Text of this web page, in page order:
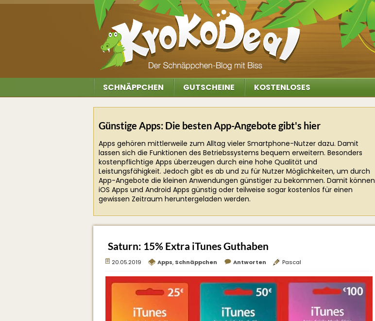
SCHNÄPPCHEN GUTSCHEINE KOSTENLOSES
Günstige Apps: Die besten App-Angebote gibt's hier
Apps gehören mittlerweile zum Alltag vieler Smartphone-Nutzer dazu. Damit
lassen sich die Funktionen des Betriebssystems bequem erweitern. Besonders
kostenpflichtige Apps überzeugen durch eine hohe Qualität und
Leistungsfähigkeit. Jedoch gibt es ab und zu für Nutzer Möglichkeiten, um durch
App-Angebote die kleinen Anwendungen günstiger zu bekommen. Damit können
iOS Apps und Android Apps günstig oder teilweise sogar kostenlos für einen
gewissen Zeitraum heruntergeladen werden.
Saturn: 15% Extra iTunes Guthaben
20.05.2019 Apps, Schnäppchen Antworten Pascal